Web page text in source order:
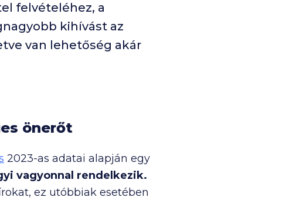
felvételéhez, a
kihívást az
van lehetőség akár
önerőt
2023-as adatai alapján egy
vagyonnal rendelkezik.
ez utóbbiak esetében